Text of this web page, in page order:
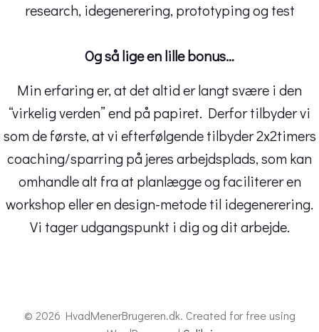
research, idegenerering, prototyping og test
Og så lige en lille bonus…
Min erfaring er, at det altid er langt svære i den
“virkelig verden” end på papiret. Derfor tilbyder vi
som de første, at vi efterfølgende tilbyder 2x2timers
coaching/sparring på jeres arbejdsplads, som kan
omhandle alt fra at planlægge og faciliterer en
workshop eller en design-metode til idegenerering.
Vi tager udgangspunkt i dig og dit arbejde.
© 2026 HvadMenerBrugeren.dk. Created for free using